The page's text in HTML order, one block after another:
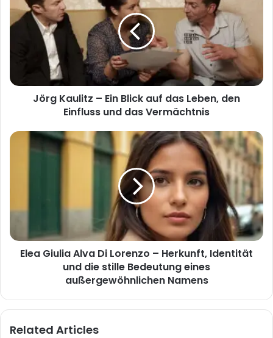
–
Ein
den
Einfluss
Vermächtnis
Jörg Kaulitz – Ein Blick auf das Leben, den
Einfluss und das Vermächtnis
Elea
Herkunft,
und
außergewöhnlichen
Elea Giulia Alva Di Lorenzo – Herkunft, Identität
und die stille Bedeutung eines
außergewöhnlichen Namens
Related Articles